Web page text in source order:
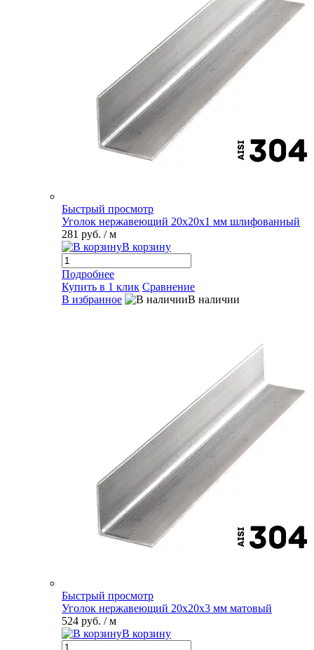
Быстрый просмотр
Уголок нержавеющий 20х20х1 мм шлифованный
281 руб. / м
В корзину
Подробнее
Купить в 1 клик Сравнение
В избранное
В наличии
Быстрый просмотр
Уголок нержавеющий 20х20х3 мм матовый
524 руб. / м
В корзину